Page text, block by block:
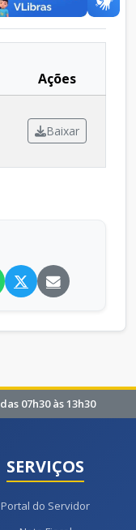
Ações
Baixar
07h30 às 13h30
SERVIÇOS
Portal do Servidor